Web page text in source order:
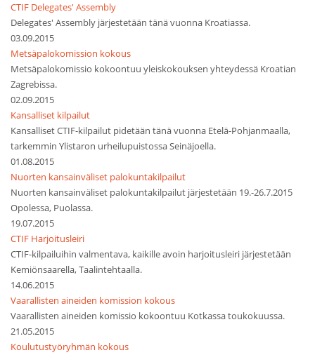
CTIF Delegates' Assembly
Delegates' Assembly järjestetään tänä vuonna Kroatiassa.
03.09.2015
Metsäpalokomission kokous
Metsäpalokomissio kokoontuu yleiskokouksen yhteydessä Kroatian
Zagrebissa.
02.09.2015
Kansalliset kilpailut
Kansalliset CTIF-kilpailut pidetään tänä vuonna Etelä-Pohjanmaalla,
tarkemmin Ylistaron urheilupuistossa Seinäjoella.
01.08.2015
Nuorten kansainväliset palokuntakilpailut
Nuorten kansainväliset palokuntakilpailut järjestetään 19.-26.7.2015
Opolessa, Puolassa.
19.07.2015
CTIF Harjoitusleiri
CTIF-kilpailuihin valmentava, kaikille avoin harjoitusleiri järjestetään
Kemiönsaarella, Taalintehtaalla.
14.06.2015
Vaarallisten aineiden komission kokous
Vaarallisten aineiden komissio kokoontuu Kotkassa toukokuussa.
21.05.2015
Koulutustyöryhmän kokous